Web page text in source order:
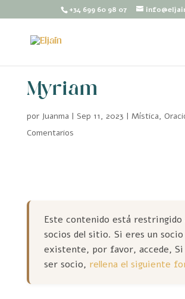
+34 699 60 98 07
Myriam
por Juanma | Sep 11, 2023 | Mística,
Comentarios
Este contenido está restringido
socios del sitio. Si eres un socio
existente, por favor, accede, Si
ser socio, rellena el siguiente